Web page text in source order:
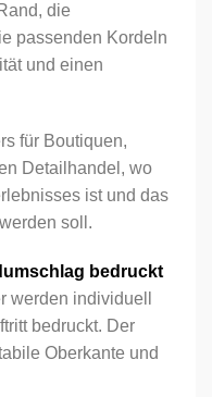
die
passenden Kordeln
und einen
für Boutiquen,
Detailhandel, wo
ist und das
soll.
bedruckt
werden individuell
bedruckt. Der
Oberkante und